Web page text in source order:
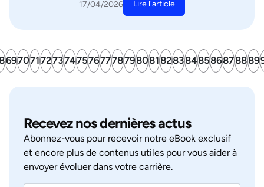
17/04/2026 Lire l'article
697071727374757677787980818283848586878889
Recevez nos dernières actus
Abonnez‑vous pour recevoir notre eBook exclusif
et encore plus de contenus utiles pour vous aider à
envoyer évoluer dans votre carrière.